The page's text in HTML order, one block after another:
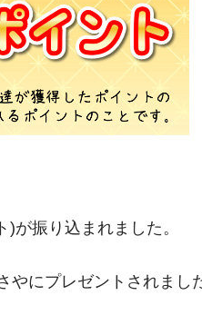
が振り込まれました。
にプレゼントされまし